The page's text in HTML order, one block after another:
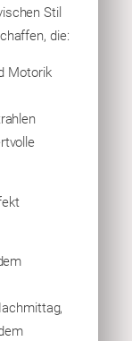
Stil
die:
Motorik